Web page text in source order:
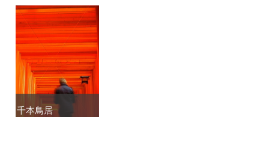
千本鳥居
千本鳥居